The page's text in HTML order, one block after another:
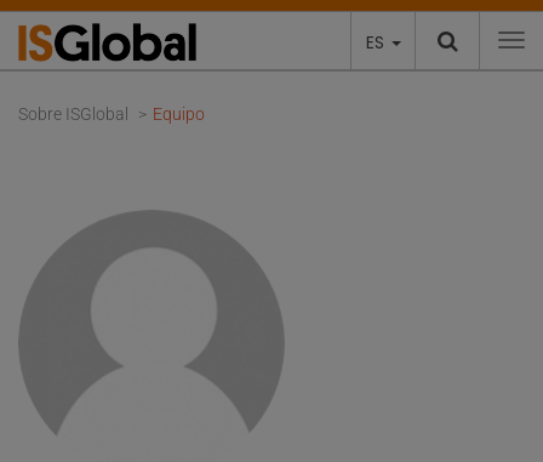
ES
Sobre ISGlobal Equipo